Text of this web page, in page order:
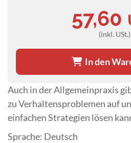
Auch in der Allgemeinpraxis
zu Verhaltensproblemen auf
einfachen Strategien lösen
Sprache: Deutsch
57,60
(inkl. USt.)
In den